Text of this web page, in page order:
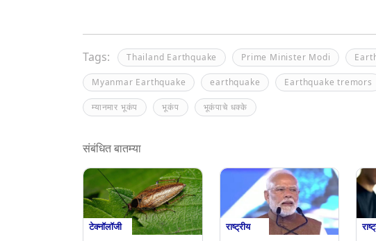
Tags: Thailand Earthquake Prime Minister Modi
Myanmar Earthquake earthquake Earthquake tremors
म्यानमार भूकंप भूकंप भूकंपाचे धक्के
संबंधित बातम्या
टेक्नॉलॉजी राष्ट्रीय